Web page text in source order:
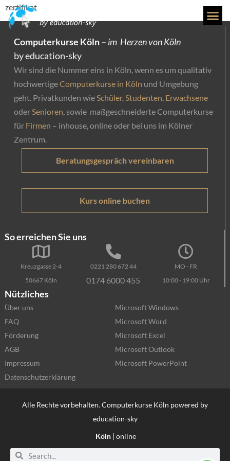
zertifikat
Computerkurse Köln – im Herzen von Köln
by education-sky
Wir sind die Nummer eins in Köln, wenn es um qualitativ
hochwertigeComputerkurse in Köln und Umgebung
geht. Privatkunden wie Schüler, Studenten Erwachsene
oder Senioren , sowie maßgeschneiderte Computerkurse
für Firmen – inhouse, online oder bei uns im Kölner
Zentrum.
Beratungsgespräch vereinbaren
Kurs online buchen
So erreichen Sie uns
Kreuzgasse 2-4
50667 Köln
0221 280 672 44
0174 6000 455
MO - FR
10:00 - 19:00 Uhr
Nützliches
Über uns
FAQ
Förderung
AGB
Impressum
Datenschutzerklärung
Microsoft Windows
Microsoft Word
Microsoft Excel
Microsoft Outlook
Microsoft PowerPoint
Alle Rechte vorbehalten. Computerkurse Köln powered by
education-sky
Köln | online